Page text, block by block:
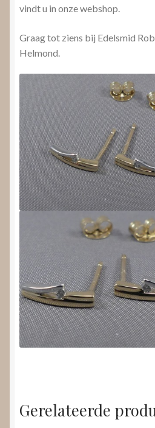
vindt u in onze webshop.
Graag tot ziens bij Edelsmid
Helmond.
Gerelateerde